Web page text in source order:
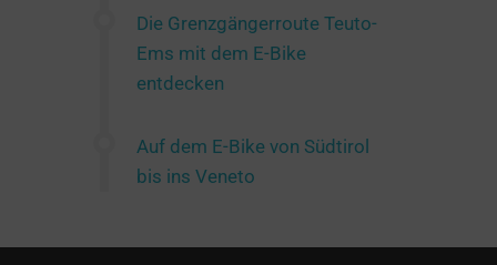
Die Grenzgängerroute Teuto-
Ems mit dem E-Bike
entdecken
Auf dem E-Bike von Südtirol
bis ins Veneto